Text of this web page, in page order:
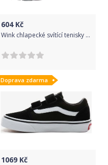
604Kč
Wink chlapecké svítící tenisky FE12523-1-2 29 černá
Doprava zdarma
1069 Kč